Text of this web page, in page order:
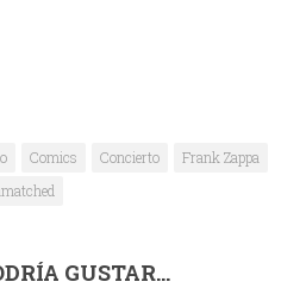
Comics Concierto
Frank Zappa
GUSTAR...